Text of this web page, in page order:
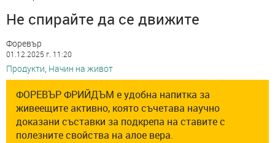
Фитнес
Начин на живот
Не спирайте да се движите
Форевър
01.12.2025 г. 11:20
Продукти, Начин на живот
ФОРЕВЪР ФРИЙДЪМ е удобна напитка за
живеещите активно, която съчетава научно
доказани съставки за подкрепа на ставите с
полезните свойства на алое вера.